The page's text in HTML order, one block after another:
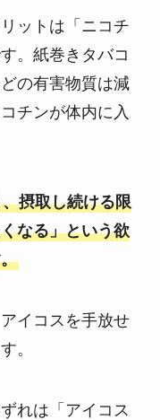
ットは「ニコチ
。紙巻きタバコ
の有害物質は減
チンが体内に入
摂取し続ける限
なる」という欲
イコスを手放せ
。
れは「アイコス